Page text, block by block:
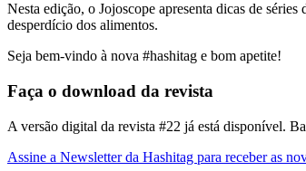
Nesta edição, o Jojoscope apresenta dicas de séries
desperdício dos alimentos.
Seja bem-vindo à nova #hashitag e bom apetite!
Faça o download da revista
A versão digital da revista #22 já está disponível.
Assine a Newsletter da Hashitag para receber as